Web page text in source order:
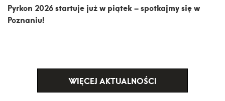
Pyrkon 2026 startuje już w piątek – spotkajmy się w
Poznaniu!
WIĘCEJ AKTUALNOŚCI